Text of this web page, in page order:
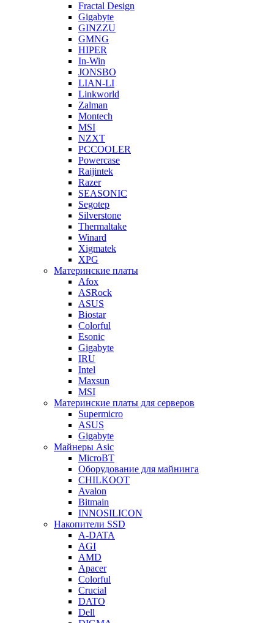
Fractal Design
Gigabyte
GINZZU
GMNG
HIPER
In-Win
JONSBO
LIAN-LI
Linkworld
Zalman
Montech
MSI
NZXT
PCCOOLER
Powercase
Raijintek
Razer
SEASONIC
Segotep
Silverstone
Thermaltake
Winard
Xigmatek
XPG
Материнские платы
Afox
ASRock
ASUS
Biostar
Colorful
Esonic
Gigabyte
IRU
Intel
Maxsun
MSI
Материнские платы для серверов
Supermicro
ASUS
Gigabyte
Майнеры Asic
MicroBT
Оборудование для майнинга
CHILKOOT
Avalon
Bitmain
INNOSILICON
Накопители SSD
A-DATA
AGI
AMD
Apacer
Colorful
Crucial
DATO
Dell